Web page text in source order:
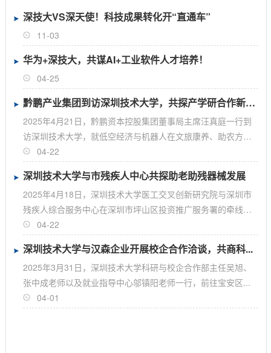
深技大VS深天使！科技成果转化开“直通车”
11-03
华为+深技大，共谋AI+工业软件人才培养！
04-25
黔鹏产业集团到访深圳技术大学，共探产学研合作新路径
2025年4月21日，黔鹏资本控股集团董事局主席汪真庭一行到
访深圳技术大学，就低空经济与机器人在文旅康养、助农方
向...04-22
深圳技术大学与市残疾人中心共探助老助残器械发展
2025年4月18日，深圳技术大学医工交叉创新研究院与深圳市
残疾人综合服务中心在深圳市坪山区投资推广服务署的牵线
下...04-22
深圳技术大学与汉森企业开展校企合作洽谈，共商科...
​2025年3月31日，深圳技术大学科研与校企合作部主任吴旭、
张中成老师以及就业指导中心邬镇阳老师一行，前往宝安区...
04-01